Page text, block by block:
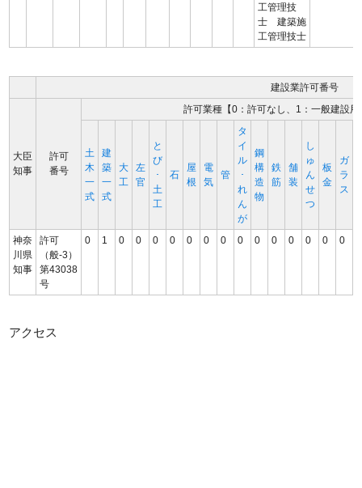
工管理技
士 建築施
工管理技士
建設業許可番号
大臣
知事
許可
番号
許可業種【0：許可なし、1：一般建設
土
木
一
式
建
築
一
式
大
工
左
官
と
び
･
土
工
石
屋
根
電
気
管
タ
イ
ル
･
れ
ん
が
鋼
構
造
物
鉄
筋
舗
装
し
ゅ
ん
せ
つ
板
金
ガ
ラ
ス
神奈
川県
知事
許可
（般-3）
第43038
号
0 1 0 0 0 0 0 0 0 0 0 0 0 0 0 0
アクセス